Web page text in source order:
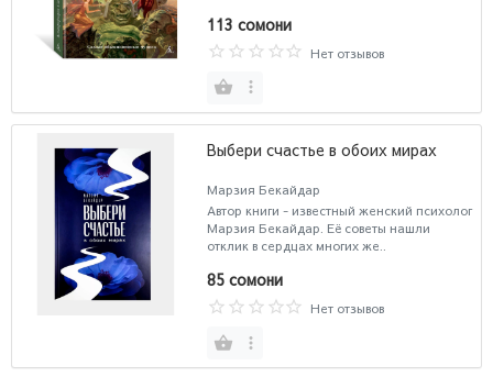
113 сомони
Нет отзывов
Выбери счастье в обоих мирах
Марзия Бекайдар
Автор книги - известный женский психолог
Марзия Бекайдар. Её советы нашли
отклик в сердцах многих же..
85 сомони
Нет отзывов